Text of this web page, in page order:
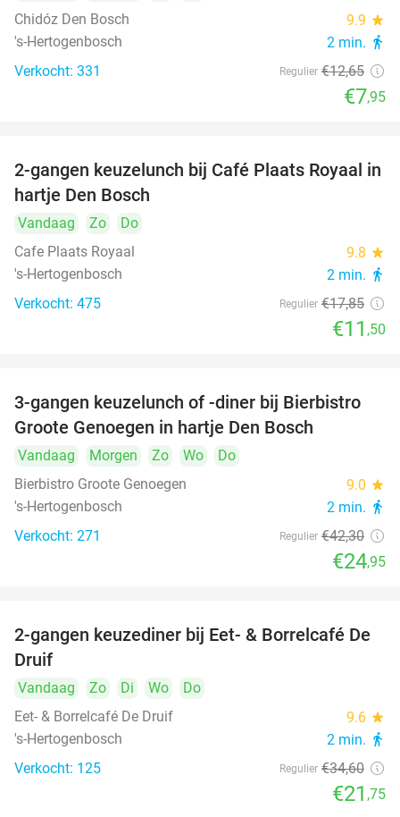
Chidóz Den Bosch
9.9 star
's-Hertogenbosch 2 min. directions_walk
Verkocht: 331 Regulier €12,65
€7,95
36%
2-gangen keuzelunch bij Café Plaats Royaal in
hartje Den Bosch
Vandaag Zo
Do
Cafe Plaats Royaal
9.8 star
's-Hertogenbosch 2 min. directions_walk
Verkocht: 475 Regulier €17,85
€11 ,50
41%
3-gangen keuzelunch of -diner bij Bierbistro
Groote Genoegen in hartje Den Bosch
Vandaag Morgen Zo Wo
Do
Bierbistro Groote Genoegen
9.0 star
's-Hertogenbosch 2 min. directions_walk
Verkocht: 271 Regulier €42,30
€24,95
37%
2-gangen keuzediner bij Eet- & Borrelcafé De
Druif
Vandaag Zo Di Wo
Do
Eet- & Borrelcafé De Druif
9.6 star
's-Hertogenbosch 2 min. directions_walk
Verkocht: 125 Regulier €34,60
€21 ,75